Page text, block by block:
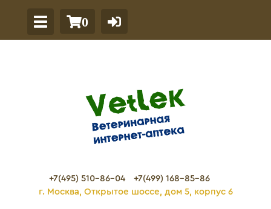
0
+7(495) 510-86-04
+7(499) 168-85-86
г. Москва, Открытое шоссе, дом 5, корпус 6